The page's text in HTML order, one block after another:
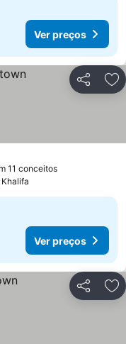
Ver preços
Partilhar
11 conceitos
Ver preços
Partilhar